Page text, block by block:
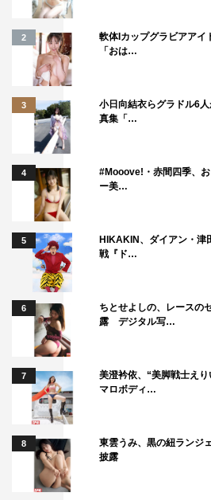
2
軟体Iカップグラビアア
「おは…
3
小日向結衣らグラドル6
真集「…
4
#Mooove!・赤間四季、
ー美…
5
HIKAKIN、ダイアン・津
戦『ド…
6
ちとせよしの、レースの
露 デジタル写…
7
美澄衿依、“美脚戦士え
マロボディ…
8
東雲うみ、黒の紐ランジ
披露